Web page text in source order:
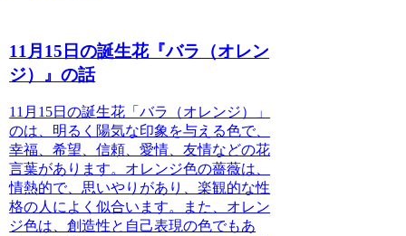
11月15日の誕生花『バラ（オレン
ジ）』の話
11月15日の誕生花「バラ（オレンジ）」
のは、明るく陽気な印象を与える色で、
幸福、希望、信頼、愛情、友情などの花
言葉があります。オレンジ色の薔薇は、
情熱的で、思いやりがあり、楽観的な性
格の人によく似合います。また、オレン
ジ色は、創造性と自己表現の色でもあ